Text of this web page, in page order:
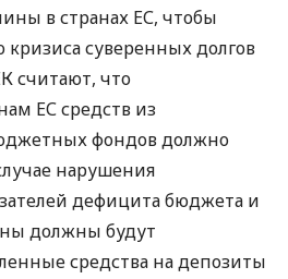
в странах ЕС, чтобы
суверенных долгов
считают, что
ЕС средств из
фондов должно
нарушения
дефицита бюджета и
должны будут
средства на депозиты